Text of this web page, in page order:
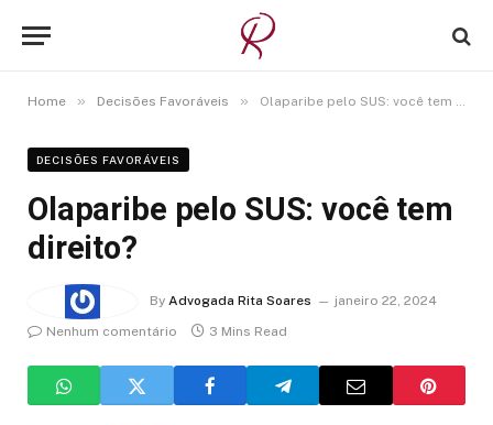
Home » Decisões Favoráveis » Olaparibe pelo SUS: você tem direito?
DECISÕES FAVORÁVEIS
Olaparibe pelo SUS: você tem
direito?
By Advogada Rita Soares
janeiro 22, 2024
Nenhum comentário
3 Mins Read